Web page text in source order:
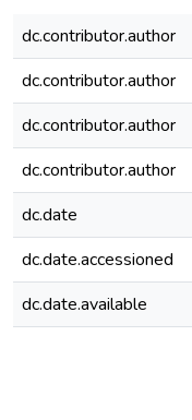
dc.contributor.author
dc.contributor.author
dc.contributor.author
dc.contributor.author
dc.date
dc.date.accessioned
dc.date.available